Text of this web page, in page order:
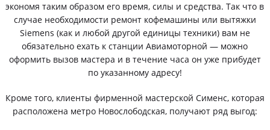
экономя таким образом его время, силы и средства. Так что в
случае необходимости ремонт кофемашины или вытяжки
Siemens (как и любой другой единицы техники) вам не
обязательно ехать к станции Авиамоторной — можно
оформить вызов мастера и в течение часа он уже прибудет
по указанному адресу!
Кроме того, клиенты фирменной мастерской Сименс, которая
расположена метро Новослободская, получают ряд выгод: